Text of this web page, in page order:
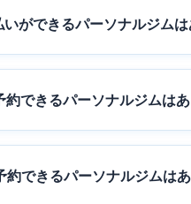
ができるパーソナルジム
できるパーソナルジムは
約できるパーソナルジムは